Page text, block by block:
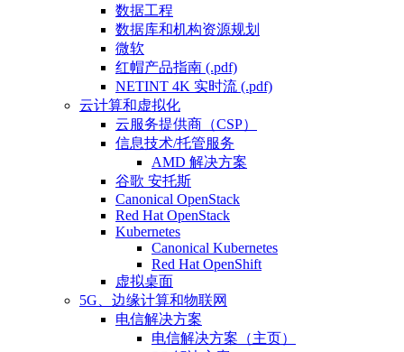
数据工程
数据库和机构资源规划
微软
红帽产品指南 (.pdf)
NETINT 4K 实时流 (.pdf)
云计算和虚拟化
云服务提供商（CSP）
信息技术/托管服务
AMD 解决方案
谷歌 安托斯
Canonical OpenStack
Red Hat OpenStack
Kubernetes
Canonical Kubernetes
Red Hat OpenShift
虚拟桌面
5G、边缘计算和物联网
电信解决方案
电信解决方案（主页）